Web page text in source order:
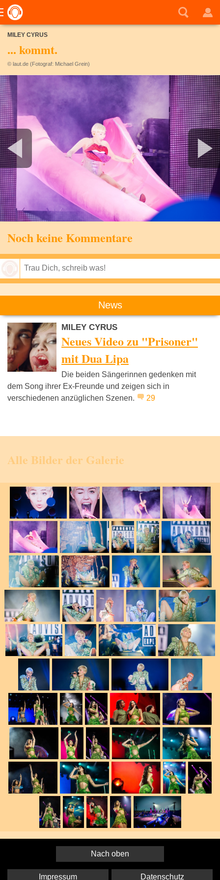
MILEY CYRUS
... kommt.
© laut.de (Fotograf: Michael Grein)
Noch keine Kommentare
News
MILEY CYRUS
Neues Video zu "Prisoner"
mit Dua Lipa
Die beiden Sängerinnen gedenken mit
dem Song ihrer Ex-Freunde und zeigen sich in
verschiedenen anzüglichen Szenen.
29
Alle Bilder der Galerie
Nach oben
Impressum Datenschutz